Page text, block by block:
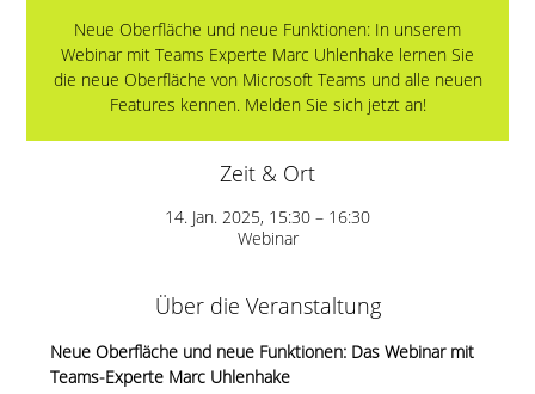
Neue Oberfläche und neue Funktionen: In unserem
Webinar mit Teams Experte Marc Uhlenhake lernen Sie
die neue Oberfläche von Microsoft Teams und alle neuen
Features kennen. Melden Sie sich jetzt an!
Zeit & Ort
14. Jan. 2025, 15:30 – 16:30
Webinar
Über die Veranstaltung
Neue Oberfläche und neue Funktionen: Das Webinar mit
Teams-Experte Marc Uhlenhake